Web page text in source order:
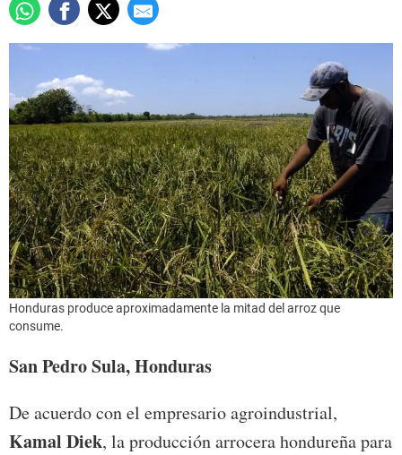
Honduras produce aproximadamente la mitad del arroz que
consume.
San Pedro Sula, Honduras
De acuerdo con el empresario agroindustrial,
Kamal Diek, la producción arrocera hondureña para